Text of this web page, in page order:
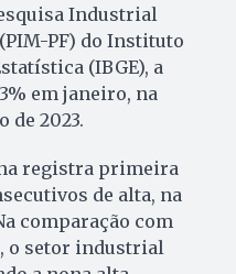
Industrial
PF) do Instituto
(IBGE), a
em janeiro, na
de 2023.
registra primeira
de alta, na
comparação com
o setor industrial